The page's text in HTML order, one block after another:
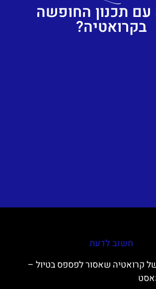
עם תכנון החופשה
בקרואטיה?
חשוב לדעת
של קרואטיה שאסור לפספס בטיול –